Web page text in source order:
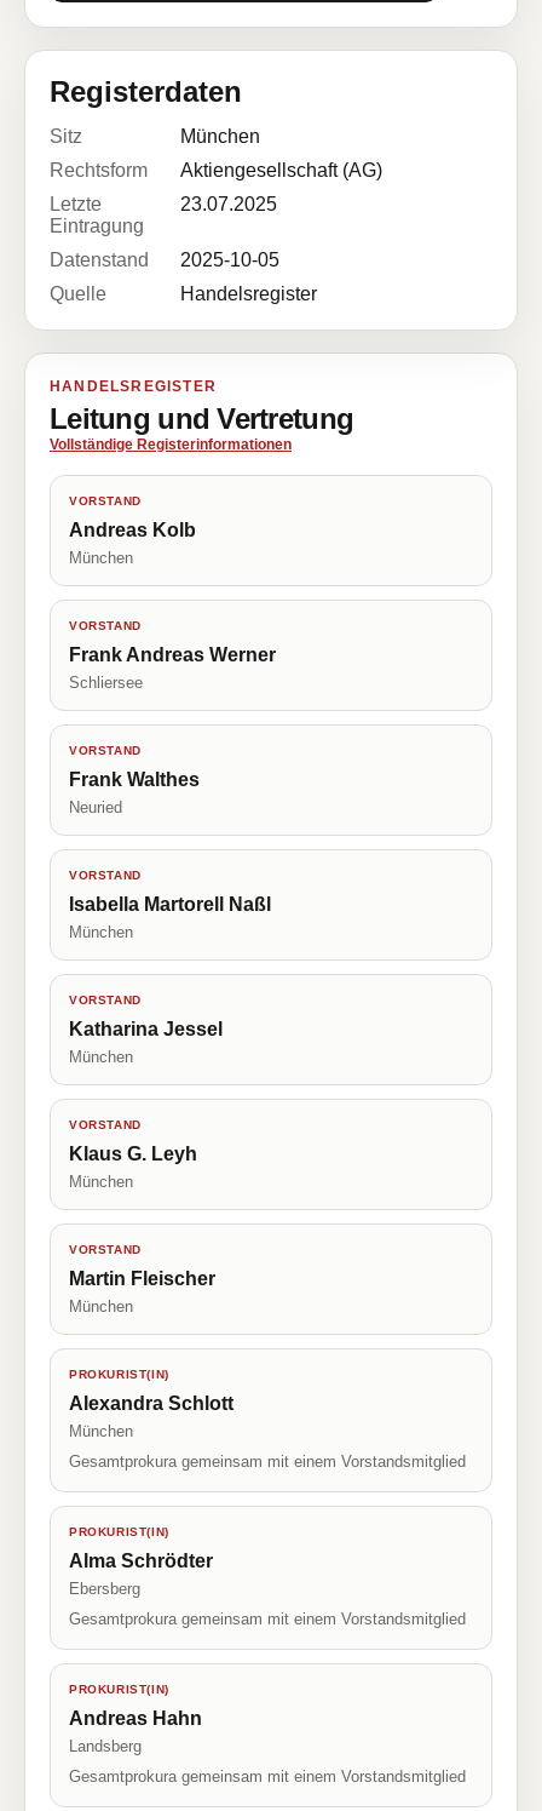
Registerdaten
Sitz
München
Rechtsform
Aktiengesellschaft (AG)
Letzte
Eintragung
23.07.2025
Datenstand
2025-10-05
Quelle
Handelsregister
HANDELSREGISTER
Leitung und Vertretung
Vollständige Registerinformationen
VORSTAND
Andreas Kolb
München
VORSTAND
Frank Andreas Werner
Schliersee
VORSTAND
Frank Walthes
Neuried
VORSTAND
Isabella Martorell Naßl
München
VORSTAND
Katharina Jessel
München
VORSTAND
Klaus G. Leyh
München
VORSTAND
Martin Fleischer
München
PROKURIST(IN)
Alexandra Schlott
München
Gesamtprokura gemeinsam mit einem Vorstandsmitglied
PROKURIST(IN)
Alma Schrödter
Ebersberg
Gesamtprokura gemeinsam mit einem Vorstandsmitglied
PROKURIST(IN)
Andreas Hahn
Landsberg
Gesamtprokura gemeinsam mit einem Vorstandsmitglied